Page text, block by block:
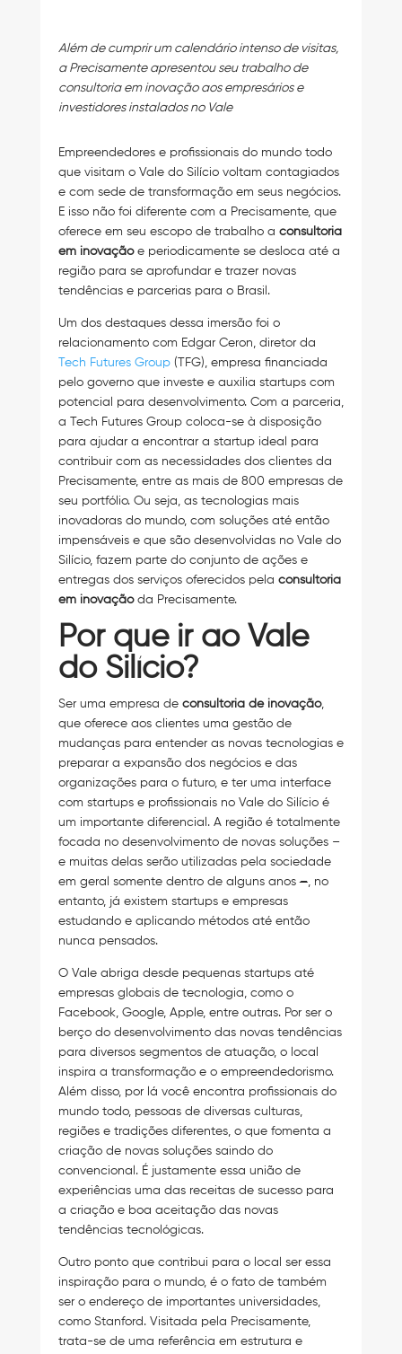
Além de cumprir um calendário intenso de visitas,
a Precisamente apresentou seu trabalho de
consultoria em inovação aos empresários e
investidores instalados no Vale
Empreendedores e profissionais do mundo todo
que visitam o Vale do Silício voltam contagiados
e com sede de transformação em seus negócios.
E isso não foi diferente com a Precisamente, que
oferece em seu escopo de trabalho a consultoria
em inovaçãoe periodicamente se desloca até a
região para se aprofundar e trazer novas
tendências e parcerias para o Brasil.
Um dos destaques dessa imersão foi o
relacionamento com Edgar Ceron, diretor da
Tech Futures Group(TFG), empresa financiada
pelo governo que investe e auxilia startups com
potencial para desenvolvimento. Com a parceria,
a Tech Futures Group coloca-se à disposição
para ajudar a encontrar a startup ideal para
contribuir com as necessidades dos clientes da
Precisamente, entre as mais de 800 empresas de
seu portfólio. Ou seja, as tecnologias mais
inovadoras do mundo, com soluções até então
impensáveis e que são desenvolvidas no Vale do
Silício, fazem parte do conjunto de ações e
entregas dos serviços oferecidos pela consultoria
em inovaçãoda Precisamente.
Por que ir ao Vale
do Silício?
Ser uma empresa de consultoria de inovação,
que oferece aos clientes uma gestão de
mudanças para entender as novas tecnologias e
preparar a expansão dos negócios e das
organizações para o futuro, e ter uma interface
com startups e profissionais no Vale do Silício é
um importante diferencial. A região é totalmente
focada no desenvolvimento de novas soluções –
e muitas delas serão utilizadas pela sociedade
em geral somente dentro de alguns anos–, no
entanto, já existem startups e empresas
estudando e aplicando métodos até então
nunca pensados.
O Vale abriga desde pequenas startups até
empresas globais de tecnologia, como o
Facebook, Google, Apple, entre outras. Por ser o
berço do desenvolvimento das novas tendências
para diversos segmentos de atuação, o local
inspira a transformação e o empreendedorismo.
Além disso, por lá você encontra profissionais do
mundo todo, pessoas de diversas culturas,
regiões e tradições diferentes, o que fomenta a
criação de novas soluções saindo do
convencional. É justamente essa união de
experiências uma das receitas de sucesso para
a criação e boa aceitação das novas
tendências tecnológicas.
Outro ponto que contribui para o local ser essa
inspiração para o mundo, é o fato de também
ser o endereço de importantes universidades,
como Stanford. Visitada pela Precisamente,
trata-se de uma referência em estrutura e